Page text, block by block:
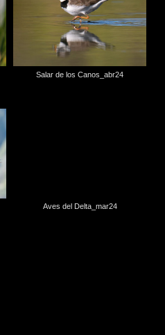
Salar de los Canos_abr24
Aves del Delta_mar24